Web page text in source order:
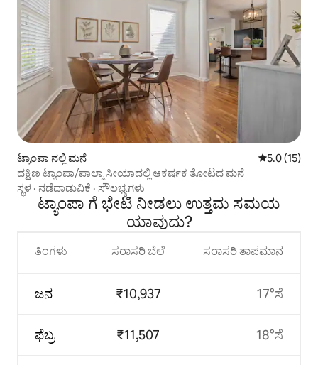
ಟ್ಯಾಂಪಾ ನಲ್ಲಿ ಮನೆ 5 ರಲ್ಲಿ 5.0
5.0 (15)
ದಕ್ಷಿಣ ಟ್ಯಾಂಪಾ/ಪಾಲ್ಮಾ ಸೀಯಾದಲ್ಲಿ ಆಕರ್ಷಕ ತೋಟದ ಮನೆ
ಸ್ಥಳ · ನಡೆದಾಡುವಿಕೆ · ಸೌಲಭ್ಯಗಳು
ಟ್ಯಾಂಪಾ ಗೆ ಭೇಟಿ ನೀಡಲು ಉತ್ತಮ ಸಮಯ
ಯಾವುದು?
ತಿಂಗಳು
ಜನ
ಫೆಬ್ರ
ಸರಾಸರಿ ಬೆಲೆ
₹10,937
₹11,507
ಸರಾಸರಿ ತಾಪಮಾನ
17°ಸೆ
18°ಸೆ